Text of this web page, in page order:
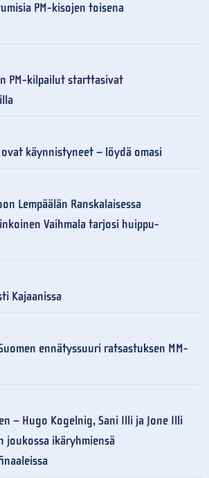
PM-kisojen toisena
PM-kilpailut starttasivat
käynnistyneet – löydä omasi
Lempäälän Ranskalaisessa
Vaihmala tarjosi huippu-
Kajaanissa
ennätyssuuri ratsastuksen MM-
– Hugo Kogelnig, Sani Illi ja Jone Illi
joukossa ikäryhmiensä